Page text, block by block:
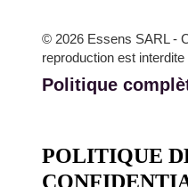
© 2026 Essens SARL -
reproduction est interdite
Politique
POLITIQUE